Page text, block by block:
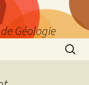
Géologie